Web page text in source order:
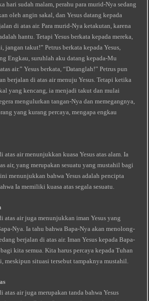
hari sudah malam, perahu para murid-Nya sedang
oleh angin sakal, dan Yesus datang kepada
di atas air. Para murid-Nya ketakutan, karena
hantu. Tetapi Yesus berkata kepada mereka,
jangan takut!” Petrus berkata kepada Yesus,
Engkau, suruhlah aku datang kepada-Mu
air.” Yesus berkata, “Datanglah!” Petrus pun
berjalan di atas air menuju Yesus. Tetapi ketika
yang kencang, ia menjadi takut dan mulai
mengulurkan tangan-Nya dan memegangnya,
yang kurang percaya, mengapa engkau
air menunjukkan kuasa Yesus atas alam. Ia
air, yang merupakan sesuatu yang mustahil bagi
menunjukkan bahwa Yesus adalah pencipta
Ia memiliki kuasa atas segala sesuatu.
atas air juga menunjukkan iman Yesus yang
Nya. Ia tahu bahwa Bapa-Nya akan menolong-
berjalan di atas air. Iman Yesus kepada Bapa-
kita semua. Kita harus percaya kepada Tuhan
meskipun situasi tersebut tampaknya mustahil.
air juga merupakan tanda bahwa Yesus